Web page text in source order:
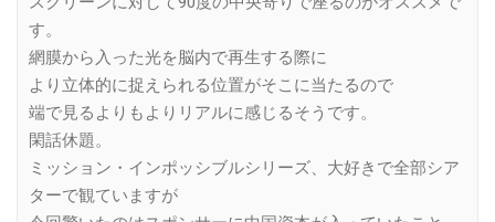
す。
網膜から入った光を脳内で再生する際に
より立体的に捉えられる位置がそこに当たるので
端で見るよりもよりリアルに感じるそうです。
閑話休題。
ミッション・インポッシブルシリーズ、大好きで全部シア
ターで観ていますが